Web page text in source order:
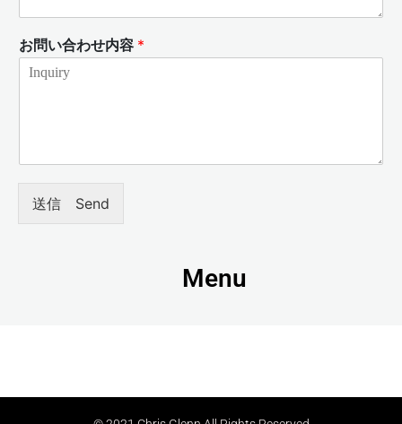
お問い合わせ内容 *
送信 Send
Menu